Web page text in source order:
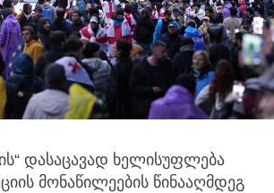
დასაცავად ხელისუფლება
მონაწილეების წინააღმდეგ